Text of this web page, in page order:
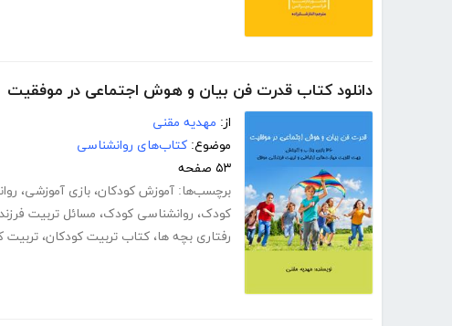
دانلود کتاب قدرت فن بیان و هوش اجتماعی در موفقیت
از: مهدیه مقنی
موضوع: کتاب‌های روانشناسی
۵۳ صفحه
برچسب‌ها: آموزش کودکان، بازی آموزشی،
کودک، روانشناسی کودک، مسائل تربیت فرزند
رفتاری بچه ها، کتاب تربیت کودکان، تربیت